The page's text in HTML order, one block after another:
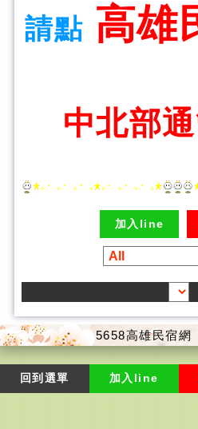
請點 高雄
中北部
加入line
5658高雄民宿網
回到選單 加入line